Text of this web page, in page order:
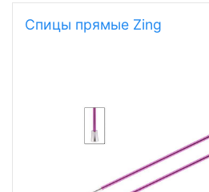
Спицы прямые Zing